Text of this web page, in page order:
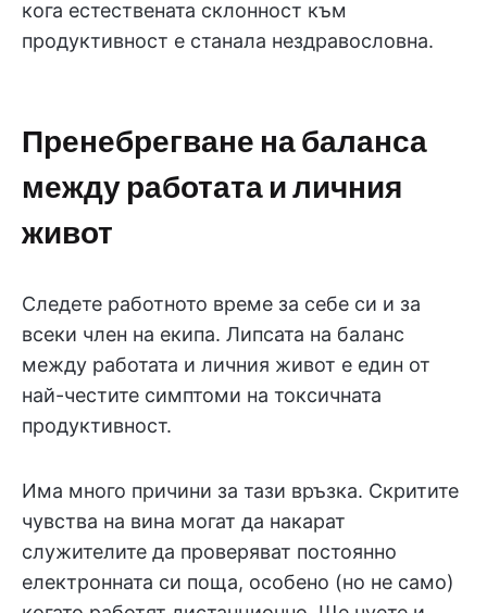
кога естествената склонност към
продуктивност е станала нездравословна.
Пренебрегване на баланса
между работата и личния
живот
Следете работното време за себе си и за
всеки член на екипа. Липсата на баланс
между работата и личния живот е един от
най-честите симптоми на токсичната
продуктивност.
Има много причини за тази връзка. Скритите
чувства на вина могат да накарат
служителите да проверяват постоянно
електронната си поща, особено (но не само)